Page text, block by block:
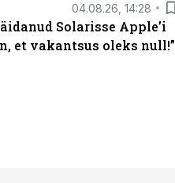
04.08.26, 14:28
Solarisse Apple’i
et vakantsus oleks null!”